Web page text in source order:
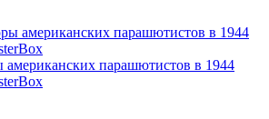
парашютистов в 1944